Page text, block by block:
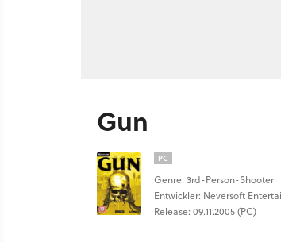
Gun
PC
Genre: 3rd-Person-Shooter
Entwickler: Neversoft
Release: 09.11.2005 (PC)